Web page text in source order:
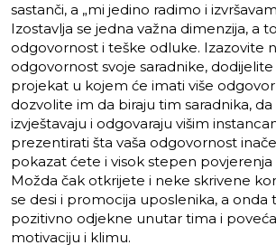
sastanči, a „mi jedino radimo i
Izostavlja se jedna važna dimenzija, a
odgovornost i teške odluke. Izazovite
odgovornost svoje saradnike,
projekat u kojem će imati više
dozvolite im da biraju tim saradnika,
izvještavaju i odgovaraju višim
prezentirati šta vaša odgovornost
pokazat ćete i visok stepen
Možda čak otkrijete i neke skrivene
se desi i promocija uposlenika, a onda
pozitivno odjekne unutar tima i
motivaciju i klimu.